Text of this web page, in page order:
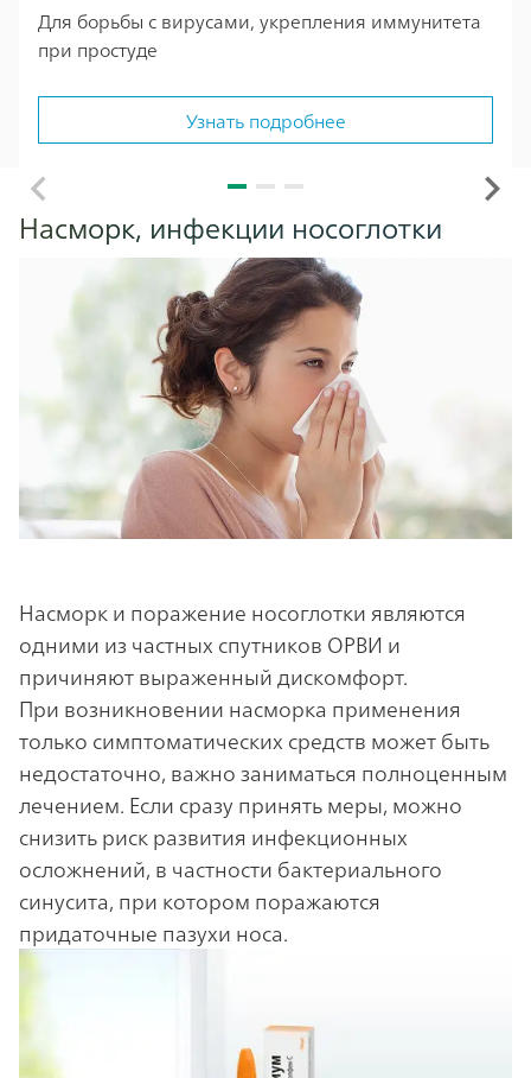
Для борьбы с вирусами, укрепления иммунитета
при простуде
Узнать подробнее
Насморк, инфекции носоглотки
Насморк и поражение носоглотки являются
одними из частных спутников ОРВИ и
причиняют выраженный дискомфорт.
При возникновении насморка применения
только симптоматических средств может быть
недостаточно, важно заниматься полноценным
лечением. Если сразу принять меры, можно
снизить риск развития инфекционных
осложнений, в частности бактериального
синусита, при котором поражаются
придаточные пазухи носа.